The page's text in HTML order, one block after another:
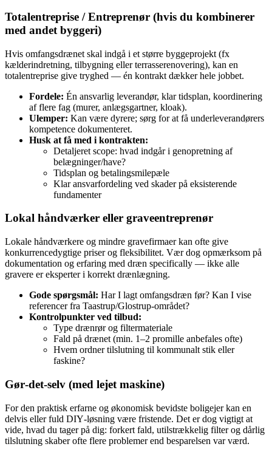
Totalentreprise / Entreprenør (hvis du kombinerer
med andet byggeri)
Hvis omfangsdrænet skal indgå i et større byggeprojekt (fx
kælderindretning, tilbygning eller terrasserenovering), kan en
totalentreprise give tryghed — én kontrakt dækker hele jobbet.
Fordele: Én ansvarlig leverandør, klar tidsplan, koordinering
af flere fag (murer, anlægsgartner, kloak).
Ulemper: Kan være dyrere; sørg for at få underleverandørers
kompetence dokumenteret.
Husk at få med i kontrakten:
Detaljeret scope: hvad indgår i genopretning af
belægninger/have?
Tidsplan og betalingsmilepæle
Klar ansvarfordeling ved skader på eksisterende
fundamenter
Lokal håndværker eller graveentreprenør
Lokale håndværkere og mindre gravefirmaer kan ofte give
konkurrencedygtige priser og fleksibilitet. Vær dog opmærksom på
dokumentation og erfaring med dræn specifically — ikke alle
gravere er eksperter i korrekt drænlægning.
Gode spørgsmål: Har I lagt omfangsdræn før? Kan I vise
referencer fra Taastrup/Glostrup‑området?
Kontrolpunkter ved tilbud:
Type drænrør og filtermateriale
Fald på drænet (min. 1–2 promille anbefales ofte)
Hvem ordner tilslutning til kommunalt stik eller
faskine?
Gør‑det‑selv (med lejet maskine)
For den praktisk erfarne og økonomisk bevidste boligejer kan en
delvis eller fuld DIY‑løsning være fristende. Det er dog vigtigt at
vide, hvad du tager på dig: forkert fald, utilstrækkelig filter og dårlig
tilslutning skaber ofte flere problemer end besparelsen var værd.